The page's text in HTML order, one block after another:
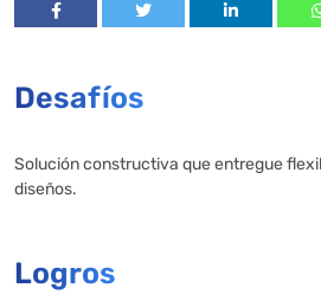
Desafíos
Solución constructiva que entregue
diseños.
Logros